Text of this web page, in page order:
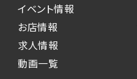
イベント情報
お店情報
求人情報
動画一覧